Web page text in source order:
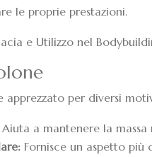
le proprie prestazioni.
e Utilizzo nel
per diversi
Aiuta a mantenere la
Fornisce un aspetto più